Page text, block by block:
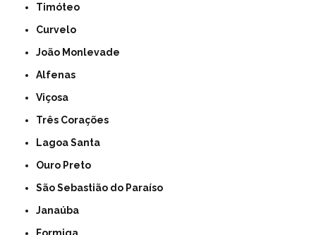
Timóteo
Curvelo
João Monlevade
Alfenas
Viçosa
Três Corações
Lagoa Santa
Ouro Preto
São Sebastião do Paraíso
Janaúba